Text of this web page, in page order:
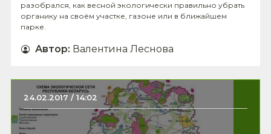
разобрался, как весной экологически правильно убрать
органику на своём участке, газоне или в ближайшем
парке.
Автор: Валентина Леснова
24.02.2017 / 14:02